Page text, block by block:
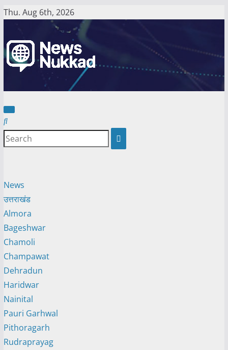
Skip
content
Thu. Aug 6th, 2026
News
उत्तराखंड
Almora
Bageshwar
Chamoli
Champawat
Dehradun
Haridwar
Nainital
Pauri Garhwal
Pithoragarh
Rudraprayag